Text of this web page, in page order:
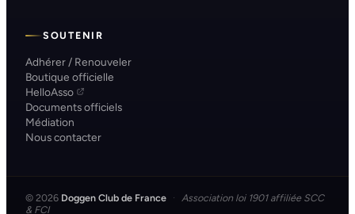
SOUTENIR
Adhérer / Renouveler
Boutique officielle
HelloAsso
Documents officiels
Médiation
Nous contacter
© 2026 Doggen Club de France · Association loi 1901 affiliée SCC
& FCI